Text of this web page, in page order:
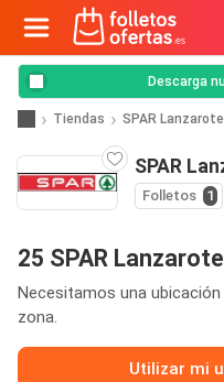
Descarga
Tiendas SPAR Lanzarote
SPAR
Folletos 1
25 SPAR
Necesitamos una
zona.
Utilizar mi